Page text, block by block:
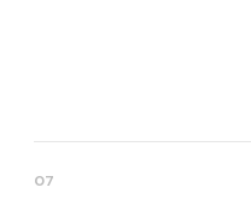
07